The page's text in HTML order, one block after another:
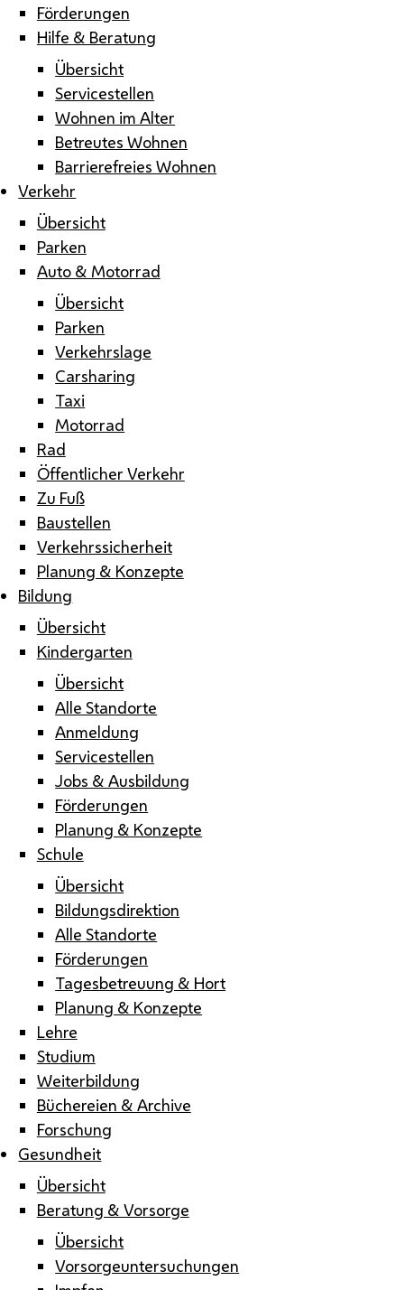
Förderungen
Hilfe & Beratung
Übersicht
Servicestellen
Wohnen im Alter
Betreutes Wohnen
Barrierefreies Wohnen
Verkehr
Übersicht
Parken
Auto & Motorrad
Übersicht
Parken
Verkehrslage
Carsharing
Taxi
Motorrad
Rad
Öffentlicher Verkehr
Zu Fuß
Baustellen
Verkehrssicherheit
Planung & Konzepte
Bildung
Übersicht
Kindergarten
Übersicht
Alle Standorte
Anmeldung
Servicestellen
Jobs & Ausbildung
Förderungen
Planung & Konzepte
Schule
Übersicht
Bildungsdirektion
Alle Standorte
Förderungen
Tagesbetreuung & Hort
Planung & Konzepte
Lehre
Studium
Weiterbildung
Büchereien & Archive
Forschung
Gesundheit
Übersicht
Beratung & Vorsorge
Übersicht
Vorsorgeuntersuchungen